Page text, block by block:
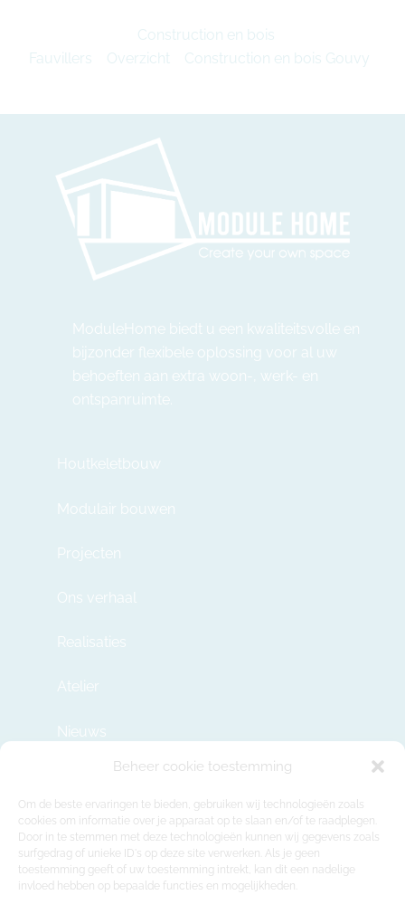
Beheer cookie toestemming
Om de beste ervaringen te bieden, gebruiken wij technologieën zoals
cookies om informatie over je apparaat op te slaan en/of te raadplegen.
Door in te stemmen met deze technologieën kunnen wij gegevens zoals
surfgedrag of unieke ID's op deze site verwerken. Als je geen
toestemming geeft of uw toestemming intrekt, kan dit een nadelige
invloed hebben op bepaalde functies en mogelijkheden.
Construction en bois
Fauvillers
Overzicht Construction en bois Gouvy
ModuleHome biedt u een kwaliteitsvolle en
bijzonder flexibele oplossing voor al uw
behoeften aan extra woon-, werk- en
ontspanruimte.
Houtkeletbouw
Modulair bouwen
Projecten
Ons verhaal
Realisaties
Atelier
Nieuws
info@modulehome.be
+32 2 669 36 50